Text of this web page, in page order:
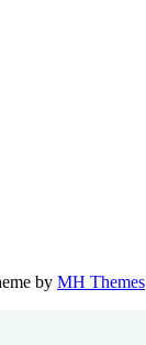
by MH Themes